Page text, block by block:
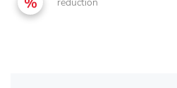
réduction